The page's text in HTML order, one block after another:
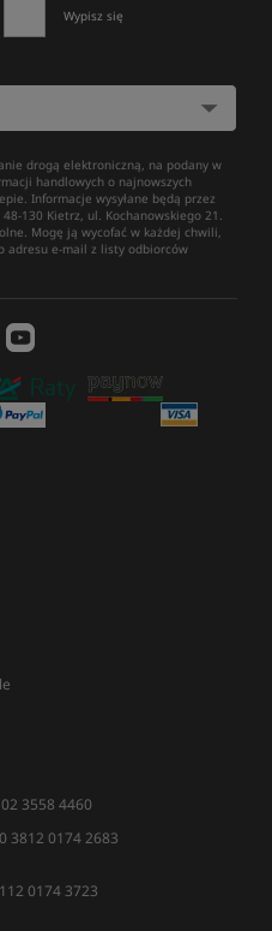
Wypisz się
drogą elektroniczną, na podany w
handlowych o najnowszych
Informacje wysyłane będą przez
48-130 Kietrz, ul. Kochanowskiego 21.
Mogę ją wycofać w każdej chwili,
adresu e-mail z listy odbiorców
3558 4460
3812 0174 2683
0174 3723